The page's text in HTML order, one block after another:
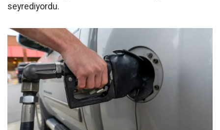
seyrediyordu.